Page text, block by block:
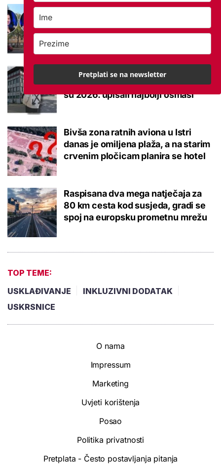
Ovo je 5 mana života u
brucoš mora naviknuti
Ovo je 10 srednjoškolskih smjerova
u Krapinsko-zagorskoj županiji koje
su 2026. upisali najbolji osmaši
Bivša zona ratnih aviona u Istri
danas je omiljena plaža, a na starim
crvenim pločicam planira se hotel
Raspisana dva mega natječaja za
80 km cesta kod susjeda, gradi se
spoj na europsku prometnu mrežu
TOP TEME:
USKLAĐIVANJE
INKLUZIVNI DODATAK
USKRSNICE
O nama
Impressum
Marketing
Uvjeti korištenja
Posao
Politika privatnosti
Pretplata - Često postavljanja pitanja
Pretplati se na newsletter